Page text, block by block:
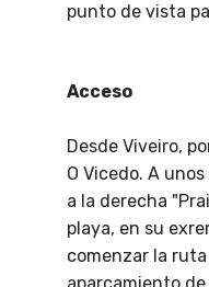
punto de vista
Acceso
Desde Viveiro,
O Vicedo. A
a la derecha
playa, en su
comenzar la